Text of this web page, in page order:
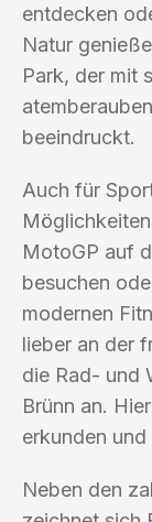
entdecken
Natur
Park, der mit
beeindruckt.
Auch für
MotoGP auf
besuchen
modernen
lieber an der
die Rad- und
Brünn an.
erkunden und
Neben den